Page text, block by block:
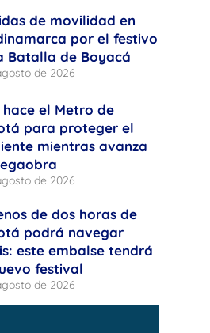
de movilidad en
por el festivo
Batalla de Boyacá
de 2026
hace el Metro de
para proteger el
mientras avanza
de 2026
de dos horas de
podrá navegar
este embalse tendrá
festival
de 2026